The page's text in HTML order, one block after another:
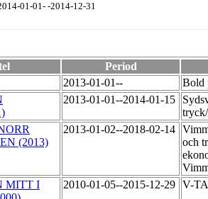
01-01- -2014-12-31
Period
2013-01-01--
Bold
2013-01-01--2014-01-15
(2013)
2013-01-02--2018-02-14
och
MITT I
2010-01-05--2015-12-29 V-